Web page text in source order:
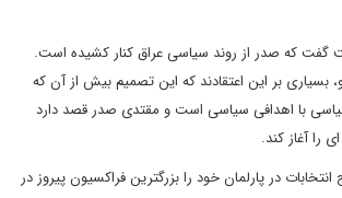
گفت که صدر از روند سیاسی عراق کنار کشیده است.
بسیاری بر این اعتقادند که این تصمیم بیش از آن که
با اهدافی سیاسی است و مقتدی صدر قصد دارد
را آغاز کند.
انتخابات در پارلمان خود را بزرگترین فراکسیون پیروز در